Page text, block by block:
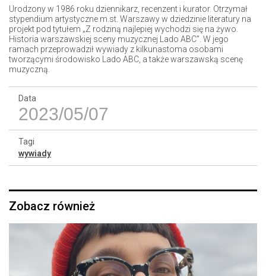
Urodzony w 1986 roku dziennikarz, recenzent i kurator. Otrzymał
stypendium artystyczne m.st. Warszawy w dziedzinie literatury na
projekt pod tytułem „Z rodziną najlepiej wychodzi się na żywo.
Historia warszawskiej sceny muzycznej Lado ABC”. W jego
ramach przeprowadził wywiady z kilkunastoma osobami
tworzącymi środowisko Lado ABC, a także warszawską scenę
muzyczną.
Data
2023/05/07
Tagi
wywiady
Zobacz również